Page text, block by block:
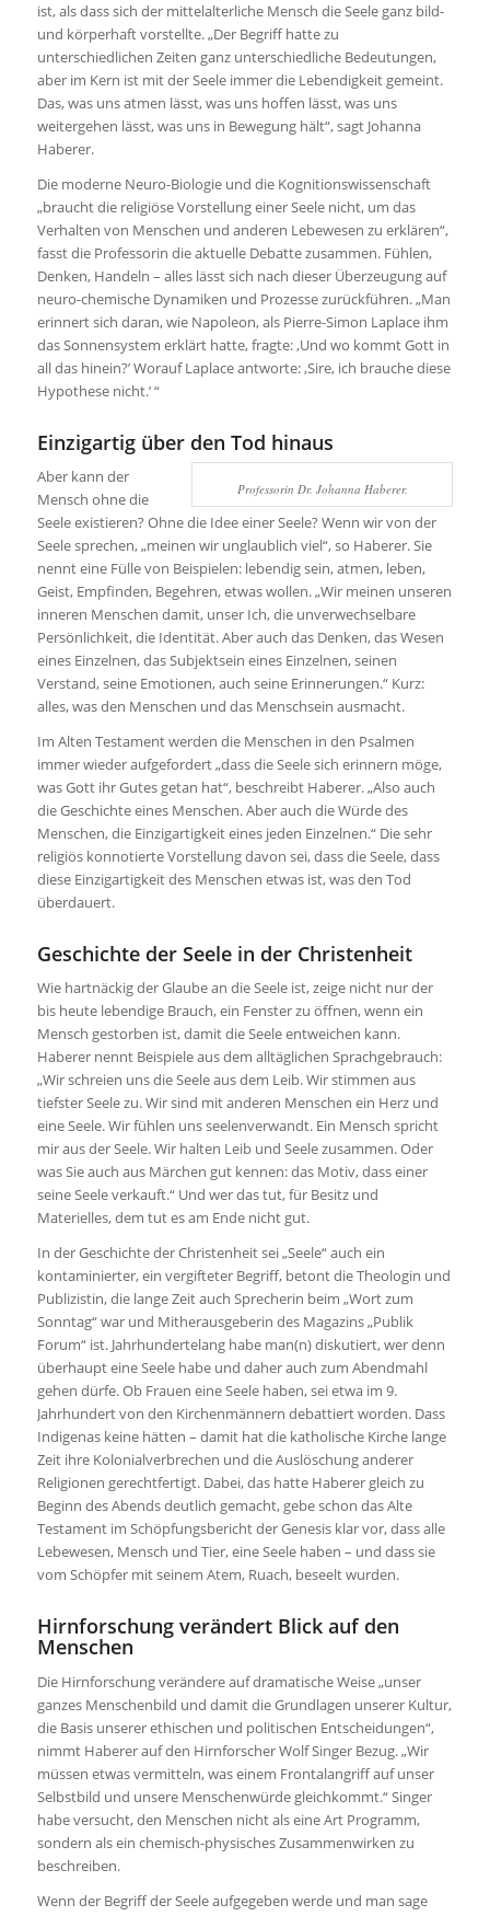
ist, als dass sich der mittelalterliche Mensch die Seele ganz bild-
und körperhaft vorstellte. „Der Begriff hatte zu
unterschiedlichen Zeiten ganz unterschiedliche Bedeutungen,
aber im Kern ist mit der Seele immer die Lebendigkeit gemeint.
Das, was uns atmen lässt, was uns hoffen lässt, was uns
weitergehen lässt, was uns in Bewegung hält“, sagt Johanna
Haberer.
Die moderne Neuro-Biologie und die Kognitionswissenschaft
„braucht die religiöse Vorstellung einer Seele nicht, um das
Verhalten von Menschen und anderen Lebewesen zu erklären“,
fasst die Professorin die aktuelle Debatte zusammen. Fühlen,
Denken, Handeln – alles lässt sich nach dieser Überzeugung auf
neuro-chemische Dynamiken und Prozesse zurückführen. „Man
erinnert sich daran, wie Napoleon, als Pierre-Simon Laplace ihm
das Sonnensystem erklärt hatte, fragte: ,Und wo kommt Gott in
all das hinein?’ Worauf Laplace antworte: ,Sire, ich brauche diese
Hypothese nicht.’ “
Einzigartig über den Tod hinaus
Professorin Dr. Johanna Haberer.
Aber kann der
Mensch ohne die
Seele existieren? Ohne die Idee einer Seele? Wenn wir von der
Seele sprechen, „meinen wir unglaublich viel“, so Haberer. Sie
nennt eine Fülle von Beispielen: lebendig sein, atmen, leben,
Geist, Empfinden, Begehren, etwas wollen. „Wir meinen unseren
inneren Menschen damit, unser Ich, die unverwechselbare
Persönlichkeit, die Identität. Aber auch das Denken, das Wesen
eines Einzelnen, das Subjektsein eines Einzelnen, seinen
Verstand, seine Emotionen, auch seine Erinnerungen.“ Kurz:
alles, was den Menschen und das Menschsein ausmacht.
Im Alten Testament werden die Menschen in den Psalmen
immer wieder aufgefordert „dass die Seele sich erinnern möge,
was Gott ihr Gutes getan hat“, beschreibt Haberer. „Also auch
die Geschichte eines Menschen. Aber auch die Würde des
Menschen, die Einzigartigkeit eines jeden Einzelnen.“ Die sehr
religiös konnotierte Vorstellung davon sei, dass die Seele, dass
diese Einzigartigkeit des Menschen etwas ist, was den Tod
überdauert.
Geschichte der Seele in der Christenheit
Wie hartnäckig der Glaube an die Seele ist, zeige nicht nur der
bis heute lebendige Brauch, ein Fenster zu öffnen, wenn ein
Mensch gestorben ist, damit die Seele entweichen kann.
Haberer nennt Beispiele aus dem alltäglichen Sprachgebrauch:
„Wir schreien uns die Seele aus dem Leib. Wir stimmen aus
tiefster Seele zu. Wir sind mit anderen Menschen ein Herz und
eine Seele. Wir fühlen uns seelenverwandt. Ein Mensch spricht
mir aus der Seele. Wir halten Leib und Seele zusammen. Oder
was Sie auch aus Märchen gut kennen: das Motiv, dass einer
seine Seele verkauft.“ Und wer das tut, für Besitz und
Materielles, dem tut es am Ende nicht gut.
In der Geschichte der Christenheit sei „Seele“ auch ein
kontaminierter, ein vergifteter Begriff, betont die Theologin und
Publizistin, die lange Zeit auch Sprecherin beim „Wort zum
Sonntag“ war und Mitherausgeberin des Magazins „Publik
Forum“ ist. Jahrhundertelang habe man(n) diskutiert, wer denn
überhaupt eine Seele habe und daher auch zum Abendmahl
gehen dürfe. Ob Frauen eine Seele haben, sei etwa im 9.
Jahrhundert von den Kirchenmännern debattiert worden. Dass
Indigenas keine hätten – damit hat die katholische Kirche lange
Zeit ihre Kolonialverbrechen und die Auslöschung anderer
Religionen gerechtfertigt. Dabei, das hatte Haberer gleich zu
Beginn des Abends deutlich gemacht, gebe schon das Alte
Testament im Schöpfungsbericht der Genesis klar vor, dass alle
Lebewesen, Mensch und Tier, eine Seele haben – und dass sie
vom Schöpfer mit seinem Atem, Ruach, beseelt wurden.
Hirnforschung verändert Blick auf den
Menschen
Die Hirnforschung verändere auf dramatische Weise „unser
ganzes Menschenbild und damit die Grundlagen unserer Kultur,
die Basis unserer ethischen und politischen Entscheidungen“,
nimmt Haberer auf den Hirnforscher Wolf Singer Bezug. „Wir
müssen etwas vermitteln, was einem Frontalangriff auf unser
Selbstbild und unsere Menschenwürde gleichkommt.“ Singer
habe versucht, den Menschen nicht als eine Art Programm,
sondern als ein chemisch-physisches Zusammenwirken zu
beschreiben.
Wenn der Begriff der Seele aufgegeben werde und man sage